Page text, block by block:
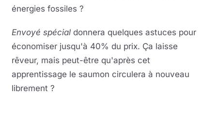
énergies fossiles ?
Envoyé spécial donnera quelques astuces pour
économiser jusqu'à 40% du prix. Ça laisse
rêveur, mais peut-être qu'après cet
apprentissage le saumon circulera à nouveau
librement ?